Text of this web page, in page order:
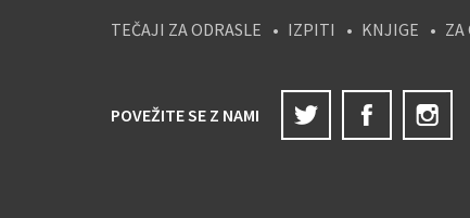
TEČAJI ZA ODRASLE IZPITI KNJIGE ZA
POVEŽITE SE Z NAMI
Twitter Facebook